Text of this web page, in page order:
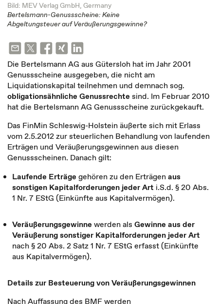
Bild: MEV Verlag GmbH, Germany
Bertelsmann-Genussscheine: Keine
Abgeltungsteuer auf Veräußerungsgewinne?
Die Bertelsmann AG aus Gütersloh hat im Jahr 2001
Genussscheine ausgegeben, die nicht am
Liquidationskapital teilnehmen und demnach sog.
obligationsähnliche Genussrechte sind. Im Februar 2010
hat die Bertelsmann AG Genussscheine zurückgekauft.
Das FinMin Schleswig-Holstein äußerte sich mit Erlass
vom 2.5.2012 zur steuerlichen Behandlung von laufenden
Erträgen und Veräußerungsgewinnen aus diesen
Genussscheinen. Danach gilt:
Laufende Erträge gehören zu den Erträgenaus
sonstigen Kapitalforderungen jeder Art i.S.d. § 20 Abs.
1 Nr. 7 EStG (Einkünfte aus Kapitalvermögen).
Veräußerungsgewinne werden als Gewinne aus der
Veräußerung sonstiger Kapitalforderungen jeder Art
nach § 20 Abs. 2 Satz 1 Nr. 7 EStG erfasst (Einkünfte
aus Kapitalvermögen).
Details zur Besteuerung von Veräußerungsgewinnen
Nach Auffassung des BMF werden